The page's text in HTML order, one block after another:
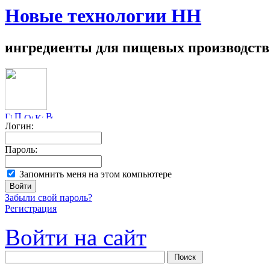
Новые технологии НН
ингредиенты для пищевых производств
Логин:
Пароль:
Запомнить меня на этом компьютере
Забыли свой пароль?
Регистрация
Войти на сайт